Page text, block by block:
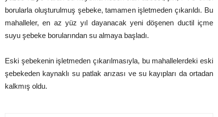
borularla oluşturulmuş şebeke, tamamen işletmeden çıkarıldı. Bu
mahalleler, en az yüz yıl dayanacak yeni döşenen ductil içme
suyu şebeke borularından su almaya başladı.
Eski şebekenin işletmeden çıkarılmasıyla, bu mahallelerdeki eski
şebekeden kaynaklı su patlak arızası ve su kayıpları da ortadan
kalkmış oldu.